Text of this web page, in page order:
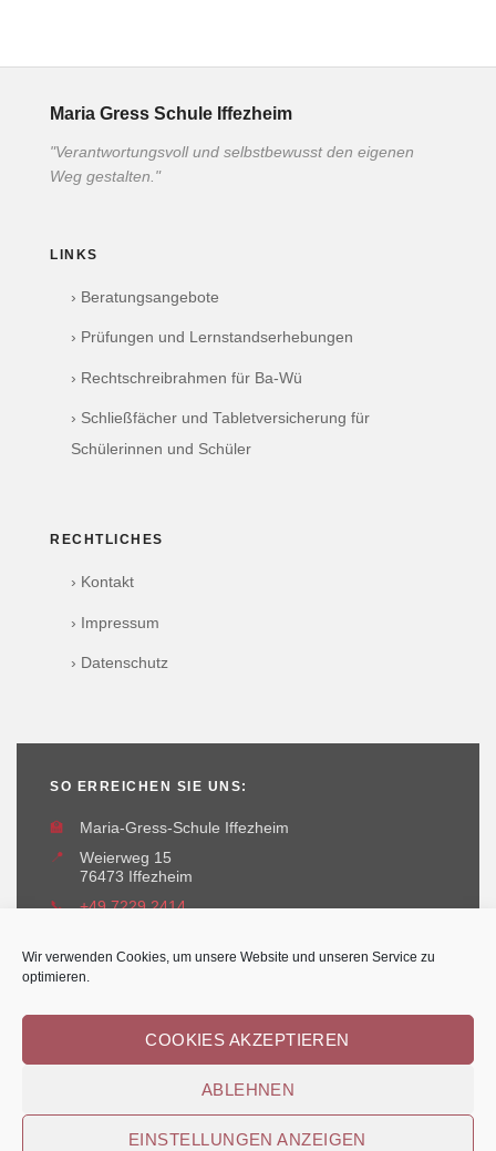
Wir verwenden Cookies, um unsere Website und unseren Service zu
optimieren.
COOKIES AKZEPTIEREN
ABLEHNEN
EINSTELLUNGEN ANZEIGEN
Maria Gress Schule Iffezheim
"Verantwortungsvoll und selbstbewusst den eigenen
Weg gestalten."
LINKS
› Beratungsangebote
› Prüfungen und Lernstandserhebungen
› Rechtschreibrahmen für Ba-Wü
› Schließfächer und Tabletversicherung für
Schülerinnen und Schüler
RECHTLICHES
› Kontakt
› Impressum
› Datenschutz
SO ERREICHEN SIE UNS:
🏫
Maria-Gress-Schule Iffezheim
📍
Weierweg 15
76473 Iffezheim
📞
+49 7229 2414
© Maria-Gress-Schule Iffezheim